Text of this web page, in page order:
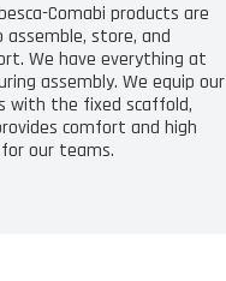
Comabi products are
assemble, store, and
We have everything at
assembly. We equip our
with the fixed scaffold,
comfort and high
our teams.